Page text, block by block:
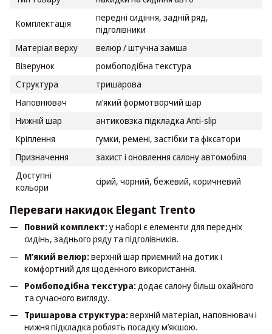
Комплектація
передні сидіння, задній ряд,
підголівники
Матеріал верху
велюр / штучна замша
Візерунок
ромбоподібна текстура
Структура
тришарова
Наповнювач
м’який формотворчий шар
Нижній шар
антиковзка підкладка Anti-slip
Кріплення
гумки, ремені, застібки та фіксатори
Призначення
захист і оновлення салону автомобіля
Доступні
кольори
сірий, чорний, бежевий, коричневий
Переваги накидок Elegant Trento
Повний комплект:у наборі є елементи для передніх
сидінь, заднього ряду та підголівників.
М’який велюр:верхній шар приємний на дотик і
комфортний для щоденного використання.
Ромбоподібна текстура:додає салону більш охайного
та сучасного вигляду.
Тришарова структура:верхній матеріал, наповнювач і
нижня підкладка роблять посадку м’якшою.